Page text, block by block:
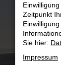
Zeitpunkt
Sie hier:
Impressum